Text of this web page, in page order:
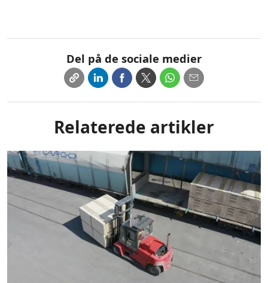
Del på de sociale medier
Relaterede artikler